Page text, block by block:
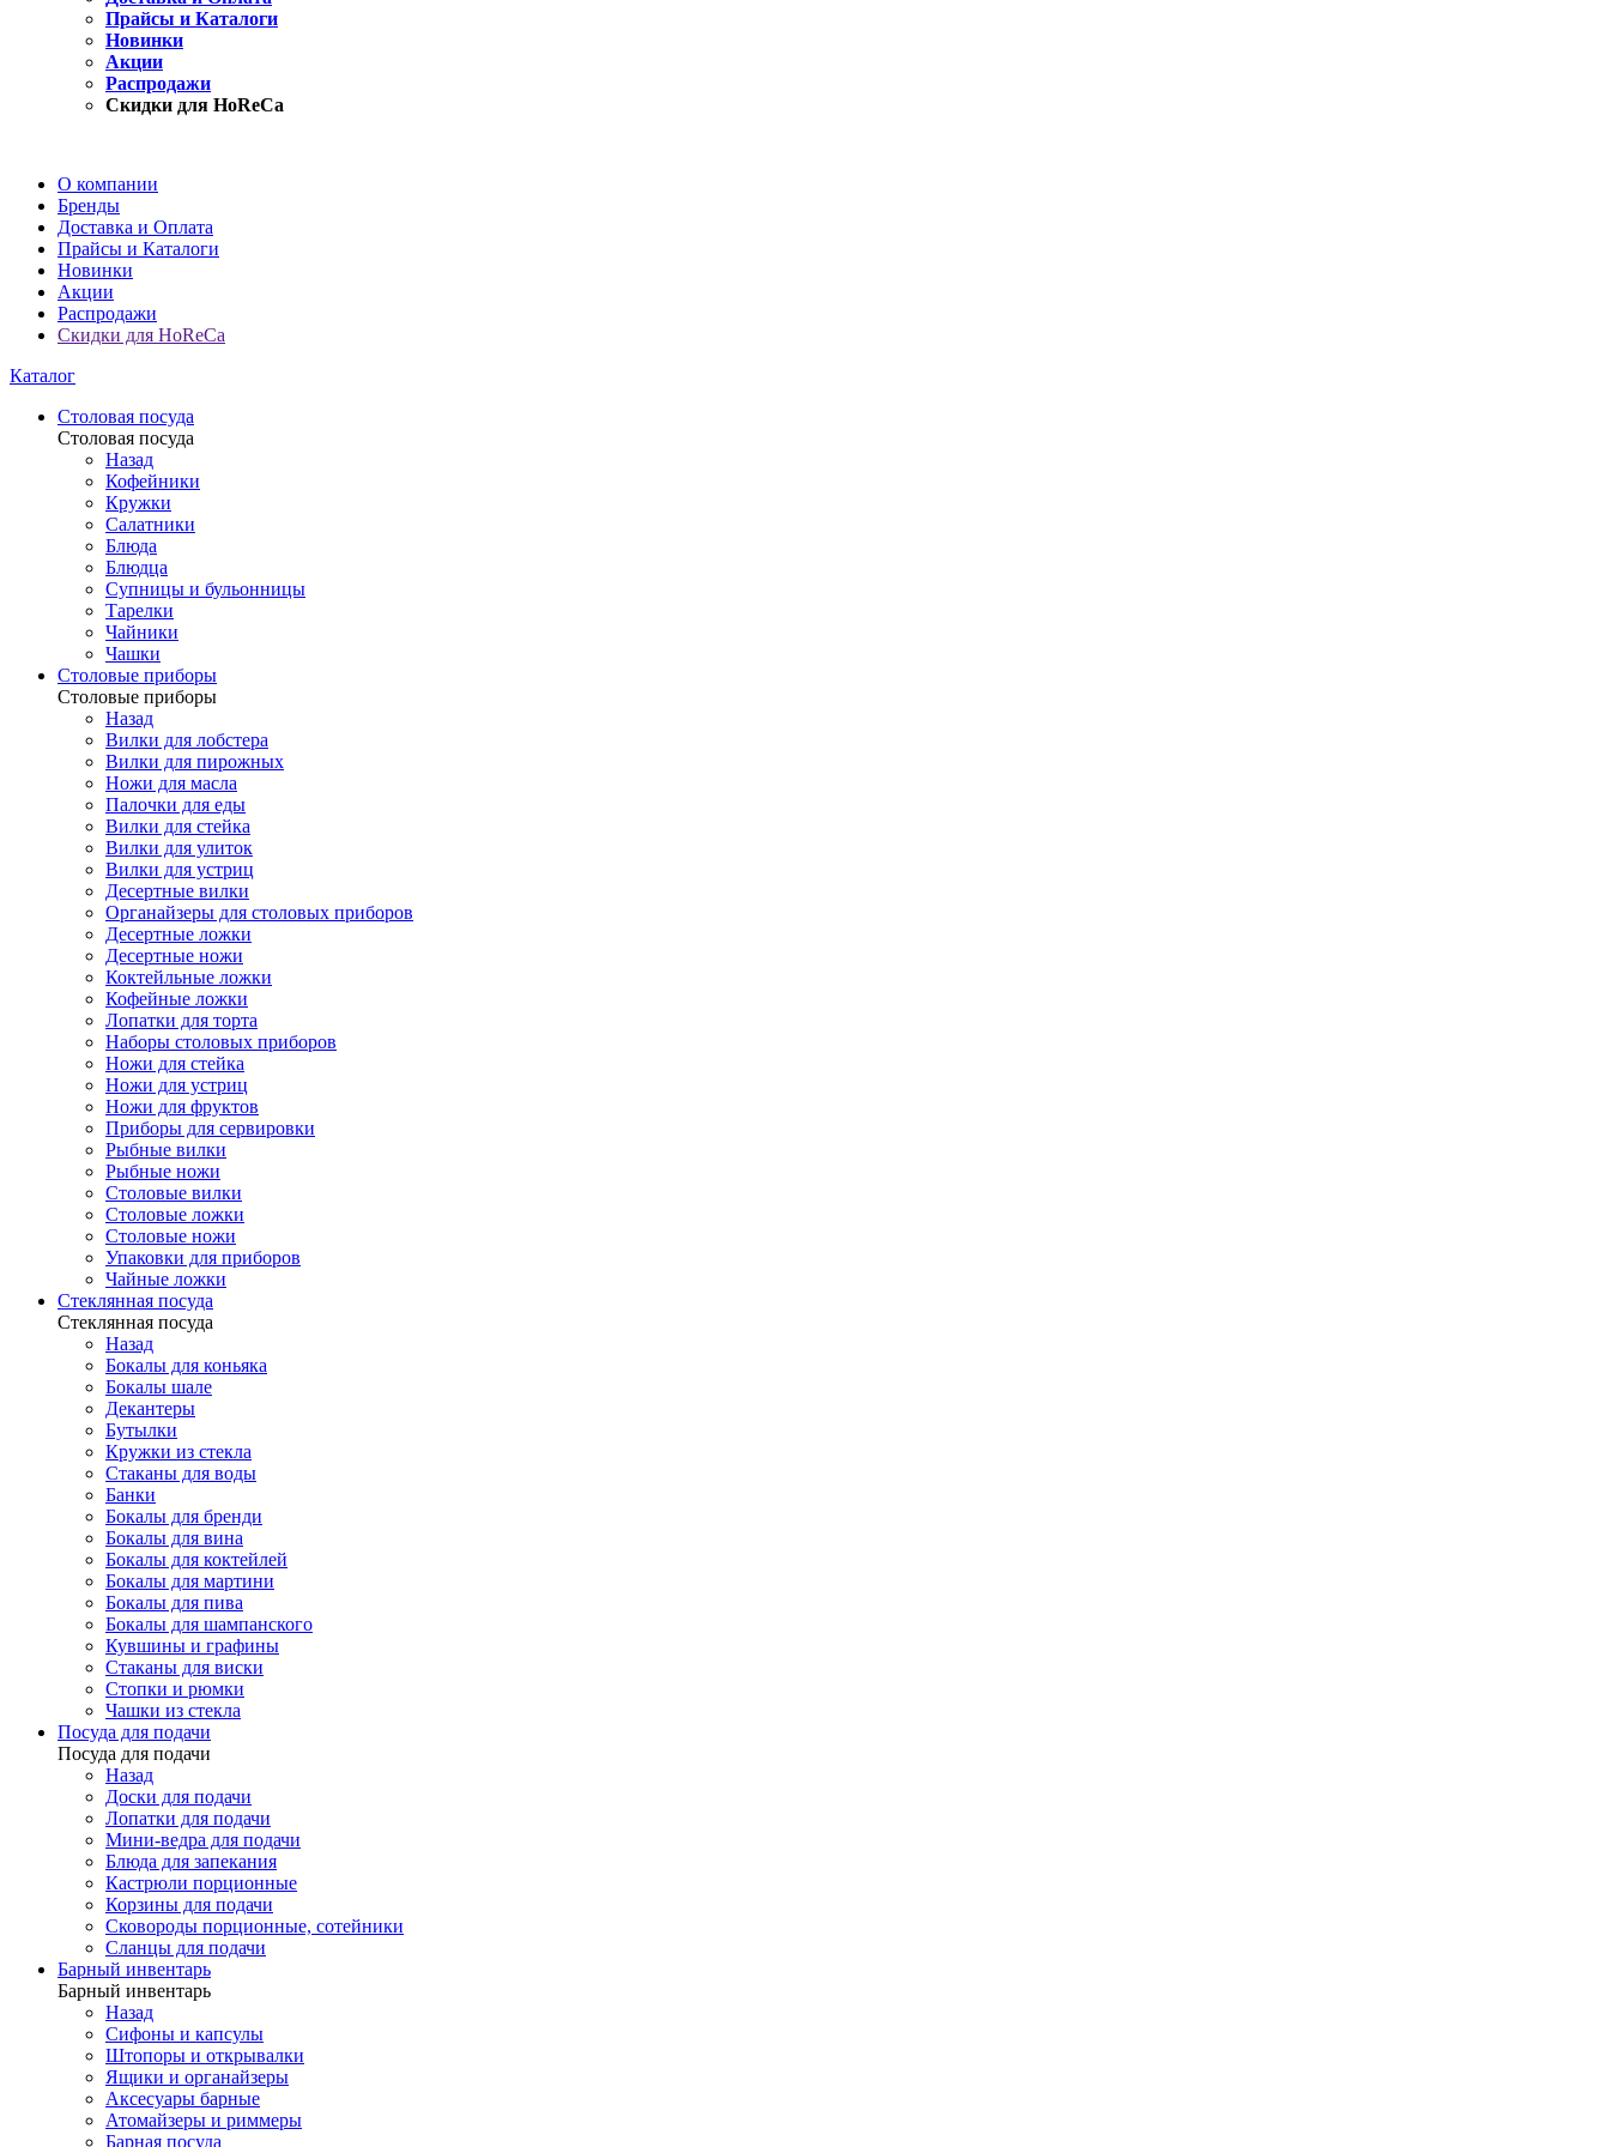
Прайсы и Каталоги
Новинки
Акции
Распродажи
Скидки для HoReCa
О компании
Бренды
Доставка и Оплата
Прайсы и Каталоги
Новинки
Акции
Распродажи
Скидки для HoReCa
Каталог
Столовая посуда
Столовая посуда
Назад
Кофейники
Кружки
Салатники
Блюда
Блюдца
Супницы и бульонницы
Тарелки
Чайники
Чашки
Cтоловые приборы
Cтоловые приборы
Назад
Вилки для лобстера
Вилки для пирожных
Ножи для масла
Палочки для еды
Вилки для стейка
Вилки для улиток
Вилки для устриц
Десертные вилки
Органайзеры для столовых приборов
Десертные ложки
Десертные ножи
Коктейльные ложки
Кофейные ложки
Лопатки для торта
Наборы столовых приборов
Ножи для стейка
Ножи для устриц
Ножи для фруктов
Приборы для сервировки
Рыбные вилки
Рыбные ножи
Столовые вилки
Столовые ложки
Столовые ножи
Упаковки для приборов
Чайные ложки
Стеклянная посуда
Стеклянная посуда
Назад
Бокалы для коньяка
Бокалы шале
Декантеры
Бутылки
Кружки из стекла
Стаканы для воды
Банки
Бокалы для бренди
Бокалы для вина
Бокалы для коктейлей
Бокалы для мартини
Бокалы для пива
Бокалы для шампанского
Кувшины и графины
Стаканы для виски
Стопки и рюмки
Чашки из стекла
Посуда для подачи
Посуда для подачи
Назад
Доски для подачи
Лопатки для подачи
Мини-ведра для подачи
Блюда для запекания
Кастрюли порционные
Корзины для подачи
Сковороды порционные, сотейники
Сланцы для подачи
Барный инвентарь
Барный инвентарь
Назад
Сифоны и капсулы
Штопоры и открывалки
Ящики и органайзеры
Аксесуары барные
Атомайзеры и риммеры
Барная посуда